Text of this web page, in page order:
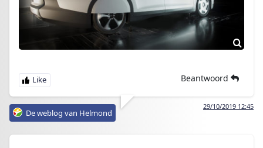
Beantwoord
29/10/2019 12:45
De weblog van Helmond